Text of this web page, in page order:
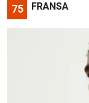
75 FRANSA